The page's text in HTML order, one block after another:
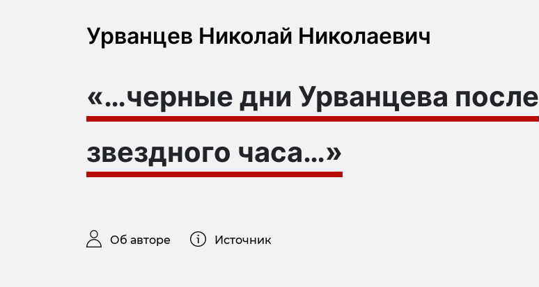
Урванцев Николай Николаевич
«…черные дни Урванцева после
звездного часа…»
Об авторе Источник